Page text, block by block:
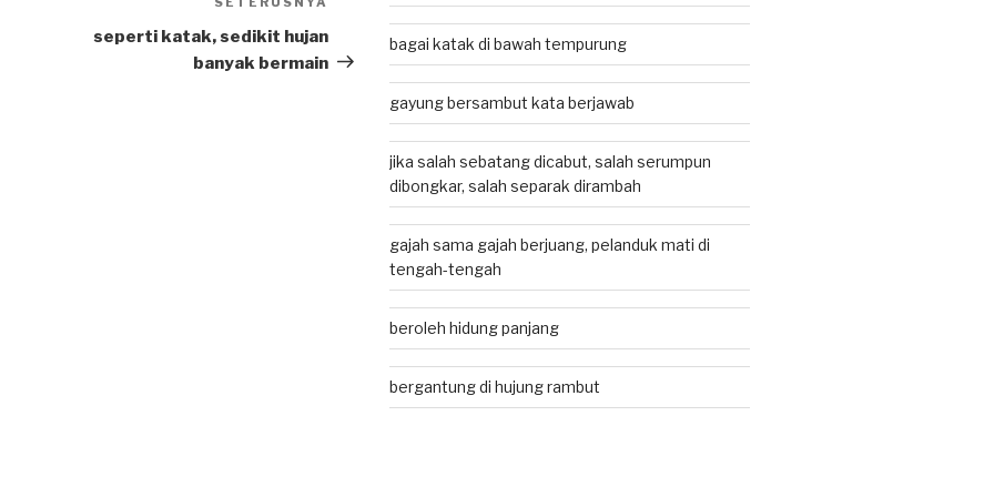
seperti katak, sedikit hujan
banyak bermain
bagai katak di bawah tempurung
gayung bersambut kata berjawab
jika salah sebatang dicabut, salah serumpun
dibongkar, salah separak dirambah
gajah sama gajah berjuang, pelanduk mati di
tengah-tengah
beroleh hidung panjang
bergantung di hujung rambut